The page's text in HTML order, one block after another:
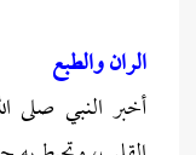
الران والطبع
أخبر النبي صلى